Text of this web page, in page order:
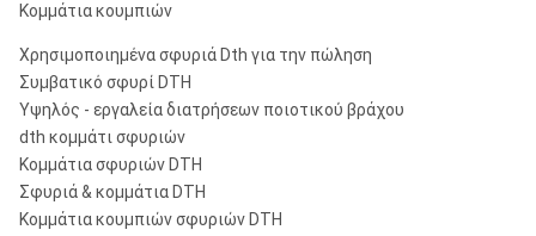
Κομμάτια κουμπιών
Χρησιμοποιημένα σφυριά Dth για την πώληση
Συμβατικό σφυρί DTH
Υψηλός - εργαλεία διατρήσεων ποιοτικού βράχου
dth κομμάτι σφυριών
Κομμάτια σφυριών DTH
Σφυριά & κομμάτια DTH
Κομμάτια κουμπιών σφυριών DTH